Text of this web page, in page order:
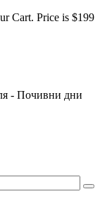
Cart. Price is $199
- Почивни дни